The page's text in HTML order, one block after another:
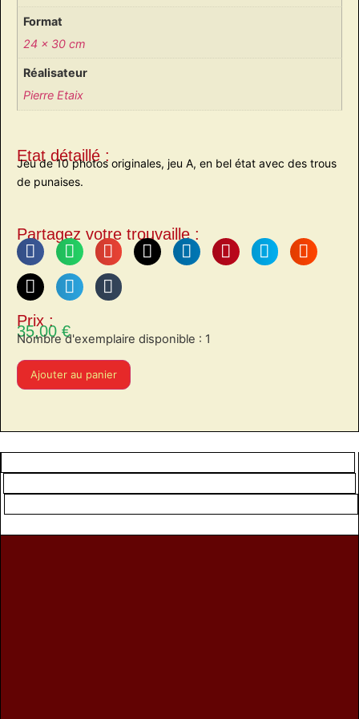
Format
24 x 30 cm
Réalisateur
Pierre Etaix
Etat détaillé :
Jeu de 10 photos originales, jeu A, en bel état avec des trous
de punaises.
Partagez votre trouvaille :
Prix :
35,00 €
Nombre d'exemplaire disponible : 1
Ajouter au panier